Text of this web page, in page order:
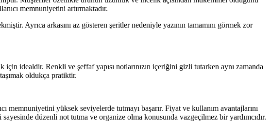
memnuniyetini artırmaktadır.
Ayrıca arkasını az gösteren şeritler nedeniyle yazının tamamını görmek zor
idealdir. Renkli ve şeffaf yapısı notlarınızın içeriğini gizli tutarken aynı zamanda
oldukça pratiktir.
yüksek seviyelerde tutmayı başarır. Fiyat ve kullanım avantajlarını
düzenli not tutma ve organize olma konusunda vazgeçilmez bir yardımcıdır.